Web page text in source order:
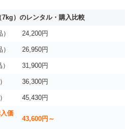
7kg）のレンタル・購入比較
24,200円
26,950円
31,900円
36,300円
45,430円
価
43,600円～